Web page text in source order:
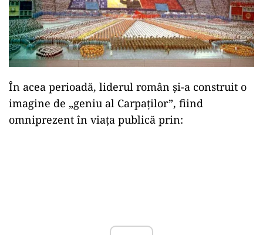
În acea perioadă, liderul român și-a construit o
imagine de „geniu al Carpaților”, fiind
omniprezent în viața publică prin: